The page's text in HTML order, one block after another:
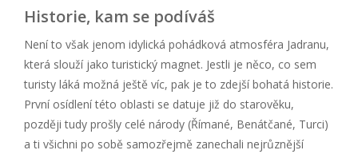
Historie, kam se podíváš
Není to však jenom idylická pohádková atmosféra Jadranu,
která slouží jako turistický magnet. Jestli je něco, co sem
turisty láká možná ještě víc, pak je to zdejší bohatá historie.
První osídlení této oblasti se datuje již do starověku,
později tudy prošly celé národy (Římané, Benátčané, Turci)
a ti všichni po sobě samozřejmě zanechali nejrůznější